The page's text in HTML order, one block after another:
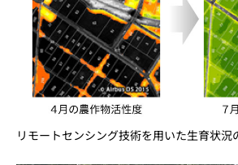
リモートセンシング技術を用いた生育状況